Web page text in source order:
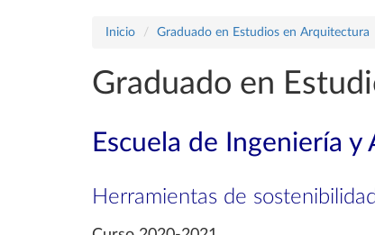
Inicio Graduado en Estudios en Arquitectura
Graduado en
Escuela de Ingeniería
Herramientas de